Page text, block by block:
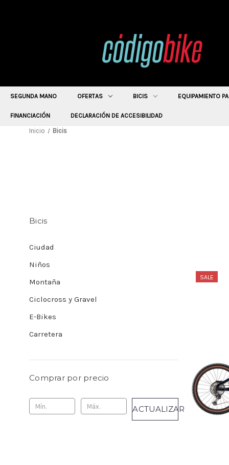
SEGUNDA MANO OFERTAS BICIS EQUIPAMIENTO
FINANCIACIÓN DECLARACIÓN DE ACCESIBILIDAD
Inicio Bicis
Bicis
Ciudad
Niños
Montaña
Ciclocross y Gravel
E-Bikes
Carretera
Comprar por precio
ACTUALIZAR
SALE